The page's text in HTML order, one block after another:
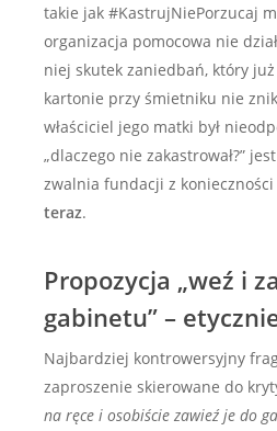
takie jak #KastrujNiePorzucaj
organizacja pomocowa nie
niej skutek zaniedbań, który
kartonie przy śmietniku nie
właściciel jego matki był
„dlaczego nie zakastrował?”
zwalnia fundacji z
teraz.
Propozycja „weź i
gabinetu” –
Najbardziej kontrowersyjny
zaproszenie skierowane do
na ręce i osobiście zawieź je do